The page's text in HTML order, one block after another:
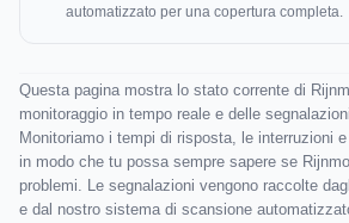
automatizzato per una copertura completa.
Questa pagina mostra lo stato corrente di
monitoraggio in tempo reale e delle
Monitoriamo i tempi di risposta, le interruzioni
in modo che tu possa sempre sapere se
problemi. Le segnalazioni vengono raccolte
e dal nostro sistema di scansione